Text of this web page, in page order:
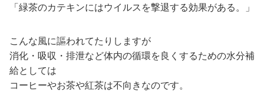
「緑茶のカテキンにはウイルスを撃退する効果がある。」
こんな風に謳われてたりしますが
消化・吸収・排泄など体内の循環を良くするための水分補
給としては
コーヒーやお茶や紅茶は不向きなのです。